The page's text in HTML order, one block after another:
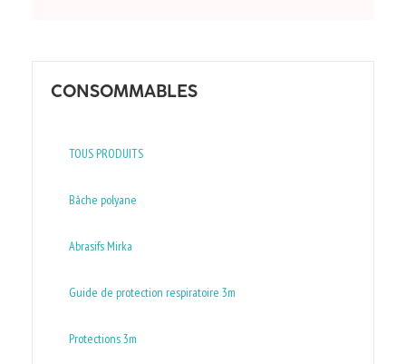
CONSOMMABLES
TOUS PRODUITS
Bâche polyane
Abrasifs Mirka
Guide de protection respiratoire 3m
Protections 3m